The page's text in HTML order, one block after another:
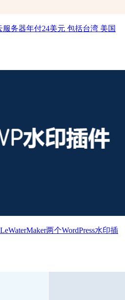
服务器年付24美元 包括台湾 美国
两个WordPress水印插